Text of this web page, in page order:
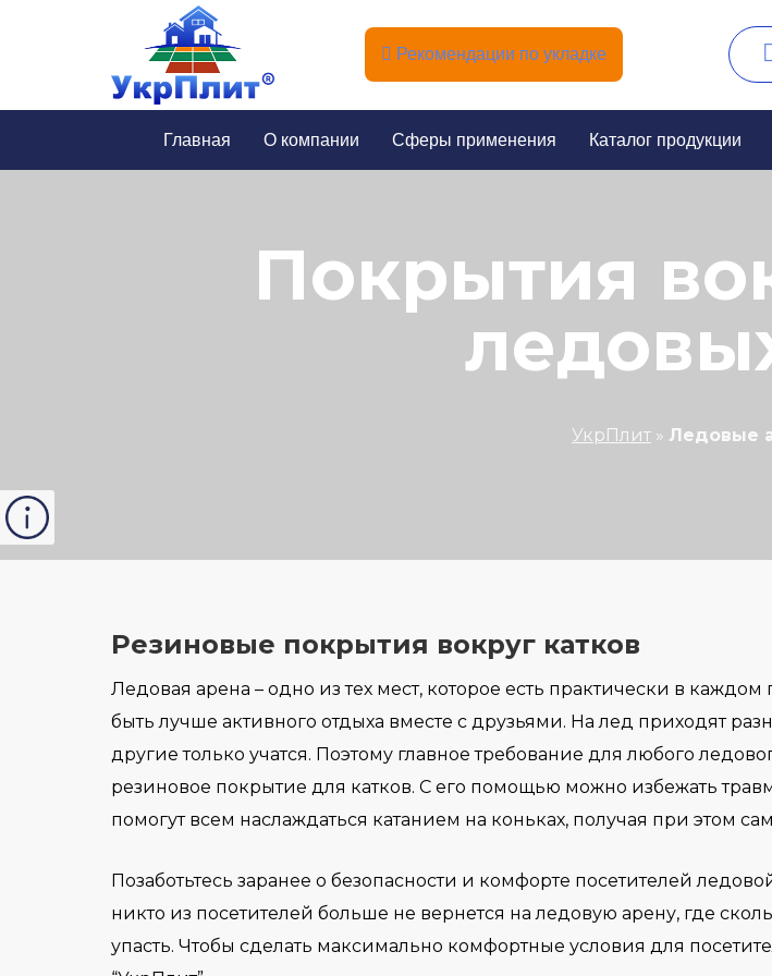
Рекомендации по укладке
Главная О компании Сферы применения Каталог продукции
Покрытия
УкрПлит » Ледовые
Резиновые покрытия вокруг катков
Ледовая арена – одно из тех мест, которое есть практически в
быть лучше активного отдыха вместе с друзьями. На лед приходят
другие только учатся. Поэтому главное требование для любого
резиновое покрытие для катков. С его помощью можно избежать
помогут всем наслаждаться катанием на коньках, получая при этом
Позаботьтесь заранее о безопасности и комфорте посетителей
никто из посетителей больше не вернется на ледовую арену, где
упасть. Чтобы сделать максимально комфортные условия для